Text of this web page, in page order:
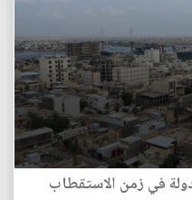
في زمن الاستقطاب